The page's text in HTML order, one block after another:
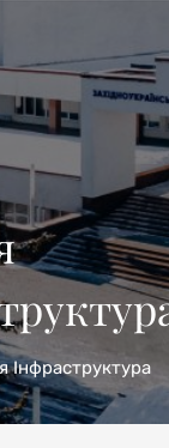
Інфраструктура